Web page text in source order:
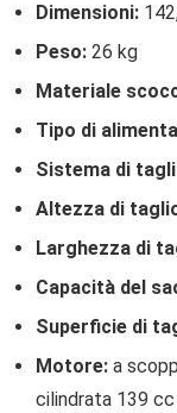
Dimensioni:
Peso: 26 kg
Materiale
Tipo di
Sistema di
Altezza di
Larghezza di
Capacità del
Superficie di
Motore: a
cilindrata 139